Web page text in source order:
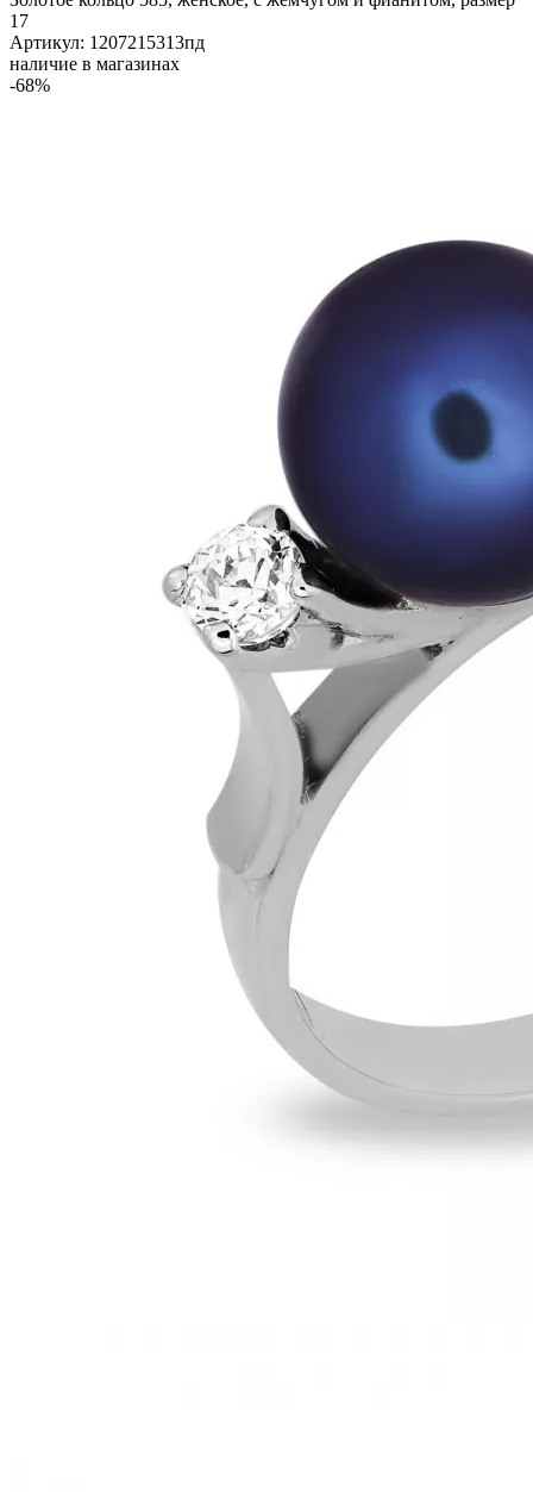
17
Артикул: 1207215313пд
наличие в магазинах
-68%